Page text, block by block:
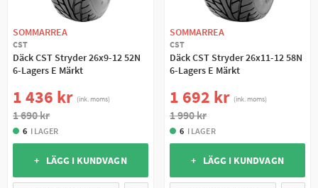
SOMMARREA
CST
Däck CST Stryder 26x9-12 52N
6-Lagers E Märkt
1 436 kr (ink. moms)
1 690 kr
6 I LAGER
+ LÄGG I KUNDVAGN
SOMMARREA
CST
Däck CST Stryder 26x11-12 58N
6-Lagers E Märkt
1 692 kr (ink. moms)
1 990 kr
6 I LAGER
+ LÄGG I KUNDVAGN